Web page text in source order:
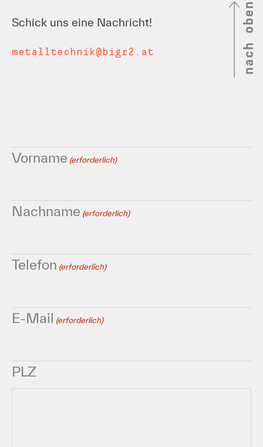
Schick uns eine Nachricht!
metalltechnik@bigr2.at
Vorname (erforderlich)
Nachname (erforderlich)
Telefon (erforderlich)
E-Mail (erforderlich)
PLZ
nach oben